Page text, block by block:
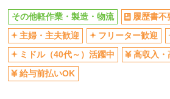
その他軽作業・製造・物流 履歴書不
主婦・主夫歓迎
フリーター歓迎
ミドル（40代～）活躍中
高収入・
給与前払いOK